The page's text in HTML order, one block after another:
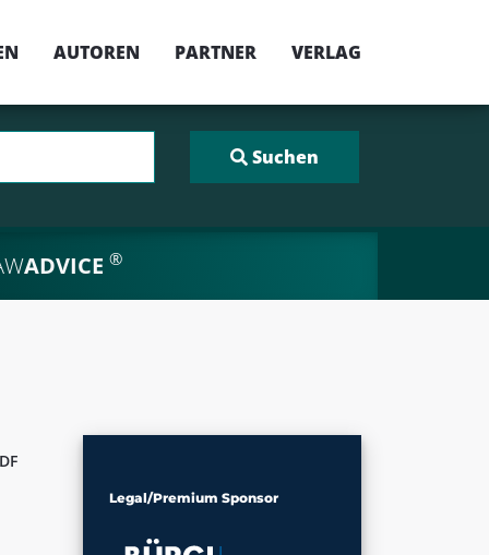
AUTOREN PARTNER VERLAG
ADVICE ®
Legal/Premium Sponsor